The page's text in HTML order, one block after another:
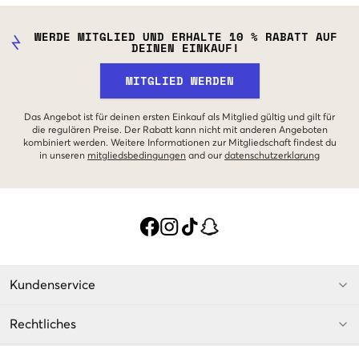
WERDE MITGLIED UND ERHALTE 10 % RABATT AUF
DEINEN EINKAUF!
MITGLIED WERDEN
Das Angebot ist für deinen ersten Einkauf als Mitglied gültig und gilt für
die regulären Preise. Der Rabatt kann nicht mit anderen Angeboten
kombiniert werden. Weitere Informationen zur Mitgliedschaft findest du
in unseren mitgliedsbedingungen and our datenschutzerklarung
Kundenservice
Rechtliches